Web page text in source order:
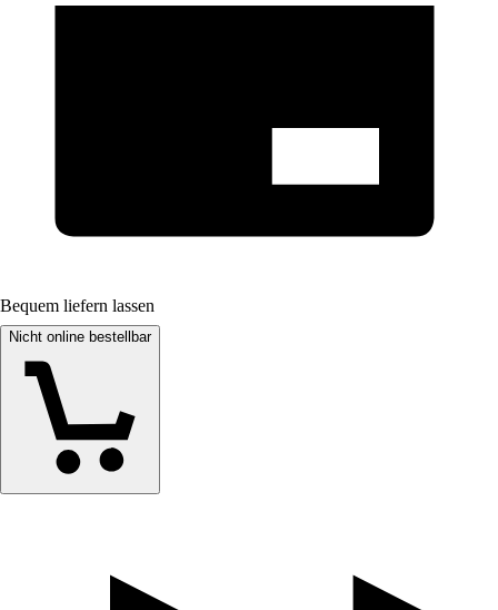
Bequem liefern lassen
Nicht online bestellbar